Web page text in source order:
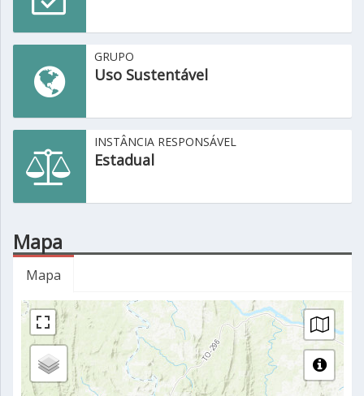
GRUPO
Uso Sustentável
INSTÂNCIA RESPONSÁVEL
Estadual
Mapa
Mapa